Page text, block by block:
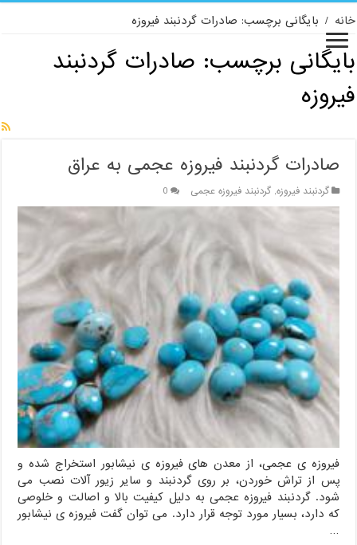
خانه / بایگانی برچسب: صادرات گردنبند فیروزه
بایگانی برچسب: صادرات گردنبند
فیروزه
صادرات گردنبند فیروزه عجمی به عراق
گردنبند فیروزه,گردنبند فیروزه عجمی 0
فیروزه ی عجمی، از معدن های فیروزه ی نیشابور استخراج شده و
پس از تراش خوردن، بر روی گردنبند و سایر زیور آلات نصب می
شود. گردنبند فیروزه عجمی به دلیل کیفیت بالا و اصالت و خلوصی
که دارد، بسیار مورد توجه قرار دارد. می توان گفت فیروزه ی نیشابور
…